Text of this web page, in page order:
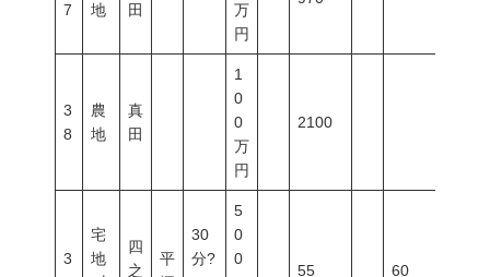
7 地 田
万
円
3
8
農
地
真
田
1
0
0
万
円
2100
3
宅
地
四
之
平
30
分?
5
0
0
55 60